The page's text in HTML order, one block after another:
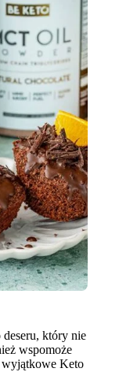
który nie
wspomoże
wyjątkowe Keto